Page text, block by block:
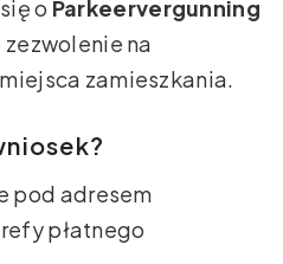
o Parkeervergunning
zezwolenie na
zamieszkania.
pod adresem
płatnego